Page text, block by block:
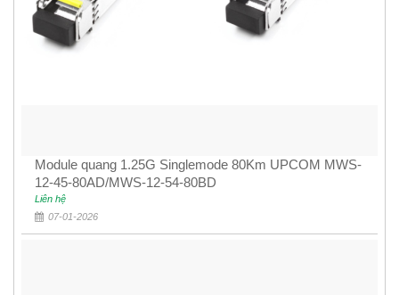
Module quang 1.25G Singlemode 80Km UPCOM MWS-
12-45-80AD/MWS-12-54-80BD
Liên hệ
07-01-2026